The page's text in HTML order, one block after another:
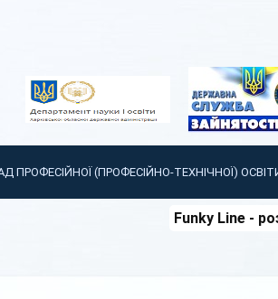
ПРОФЕСІЙНОЇ (ПРОФЕСІЙНО-ТЕХНІЧНОЇ)
Funky Line-